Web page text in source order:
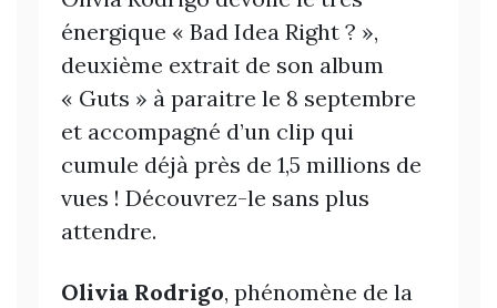
énergique « Bad Idea Right ? »,
deuxième extrait de son album
« Guts » à paraitre le 8 septembre
et accompagné d’un clip qui
cumule déjà près de 1,5 millions de
vues ! Découvrez-le sans plus
attendre.
Olivia Rodrigo, phénomène de la